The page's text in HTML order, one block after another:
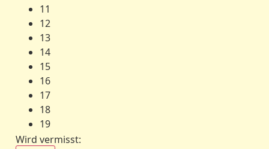
11
12
13
14
15
16
17
18
19
Wird vermisst: